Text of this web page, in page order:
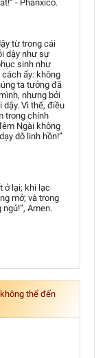
- Phanxicô.
từ trong cái
dậy như sự
sinh như
ấy: không
ta tưởng đã
nhưng bởi
dậy. Vì thế, điều
trong chính
Ngài không
dỗ linh hồn!”
ở lại; khi lạc
mở; và trong
Amen.
thể đến